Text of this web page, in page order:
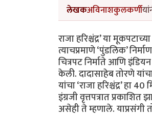
लेखकअविनाशकुलकर्णी
राजा हरिश्चंद्र’ या
त्याचप्रमाणे ‘पुंडलिक’
चित्रपट निर्माते आणि
केली. दादासाहेब तोरणे
यांचा ‘राजा हरिश्चंद्र’ हा
इंग्रजी वृत्तपत्रात
असेही ते म्हणाले. याप्रसंगी